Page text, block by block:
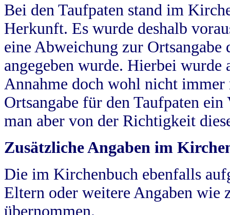
Bei den Taufpaten stand im
Herkunft. Es wurde deshalb
eine Abweichung zur
angegeben wurde. Hierbei wurde
Annahme doch wohl nicht
Ortsangabe für den Taufpaten
man aber von der Richtigkeit
Zusätzliche Angaben im
Die im Kirchenbuch ebenfalls
Eltern oder weitere Angaben wie
übernommen.